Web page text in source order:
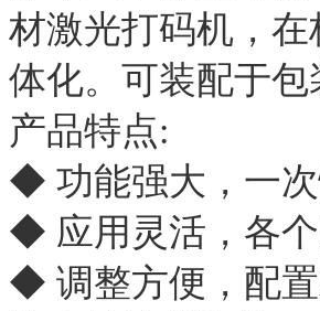
材激光打码机，
体化。可装配于
产品特点:
◆ 功能强大，一
◆ 应用灵活，各
◆ 调整方便，配